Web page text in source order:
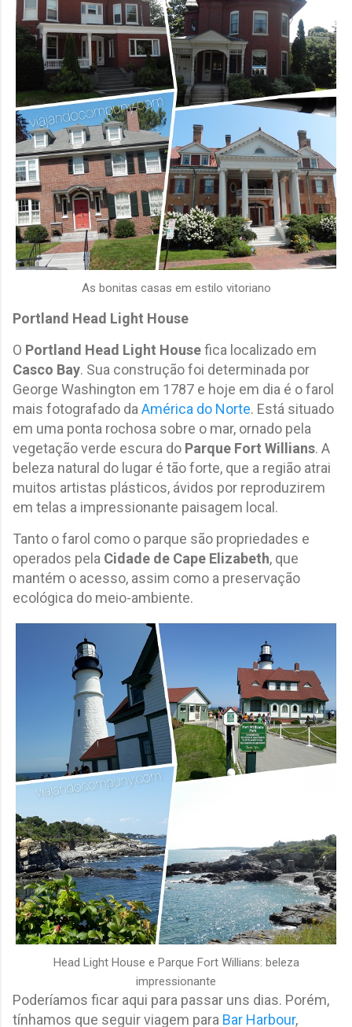
As bonitas casas em estilo vitoriano
Portland Head Light House
O Portland Head Light Housefica localizado em
Casco Bay. Sua construção foi determinada por
George Washington em 1787 e hoje em dia é o farol
mais fotografado daAmérica do Norte. Está situado
em uma ponta rochosa sobre o mar, ornado pela
vegetação verde escura do Parque Fort Willians. A
beleza natural do lugar é tão forte, que a região atrai
muitos artistas plásticos, ávidos por reproduzirem
em telas a impressionante paisagem local.
Tanto o farol como o parque são propriedades e
operados pela Cidade de Cape Elizabeth, que
mantém o acesso, assim como a preservação
ecológica do meio-ambiente.
Head Light House e Parque Fort Willians: beleza
impressionante
Poderíamos ficar aqui para passar uns dias. Porém,
tínhamos que seguir viagem para Bar Harbour,